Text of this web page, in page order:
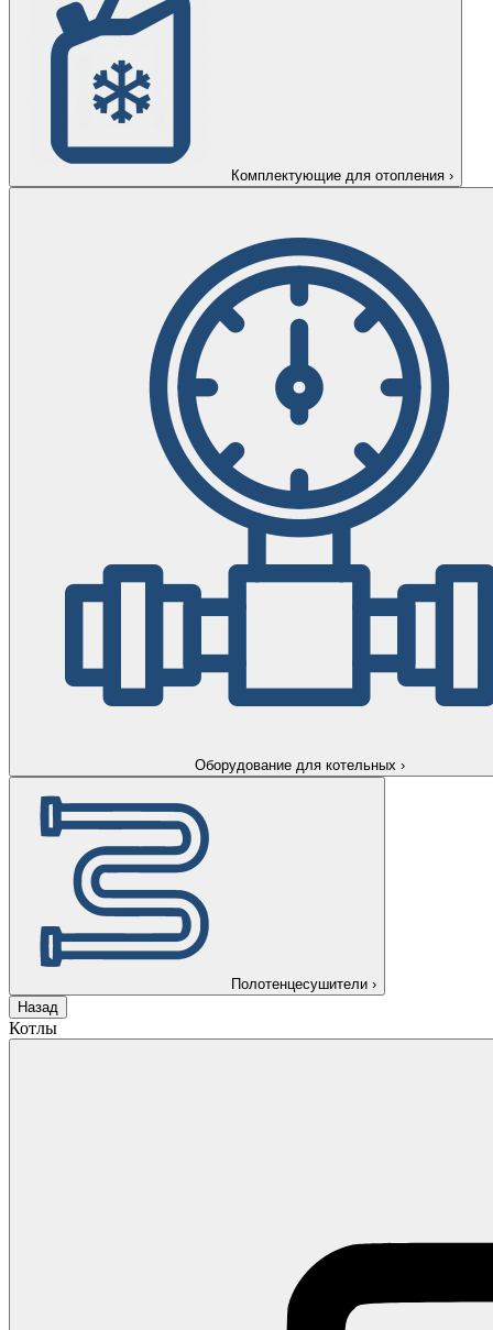
Комплектующие для отопления ›
Оборудование для котельных ›
Полотенцесушители ›
Назад
Котлы